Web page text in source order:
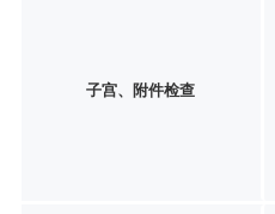
子宫、附件检查